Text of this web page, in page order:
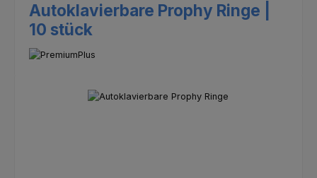
Autoklavierbare Prophy Ringe |
10 stück
Bildergalerie überspringen